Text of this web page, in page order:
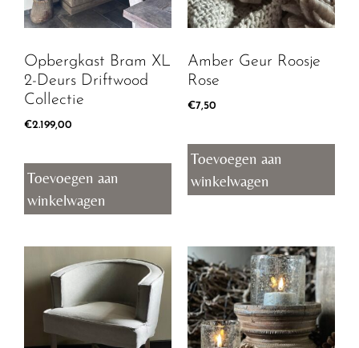
Opbergkast Bram XL
2-Deurs Driftwood
Collectie
€2.199,00
Toevoegen aan
winkelwagen
Amber Geur Roosje
Rose
€7,50
Toevoegen aan
winkelwagen